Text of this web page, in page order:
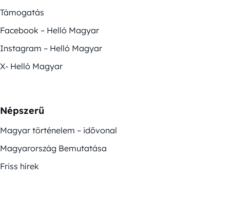
Támogatás
Facebook – Helló Magyar
Instagram – Helló Magyar
X- Helló Magyar
Népszerű
Magyar történelem – idővonal
Magyarország Bemutatása
Friss hírek